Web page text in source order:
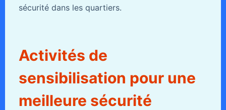
sécurité dans les quartiers.
Activités de
sensibilisation pour une
meilleure sécurité